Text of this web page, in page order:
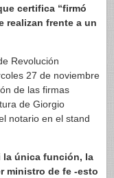
certifica “firmó
realizan frente a un
Revolución
27 de noviembre
de las firmas
de Giorgio
notario en el stand
la única función, la
ministro de fe -esto